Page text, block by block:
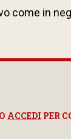
come in
O ACCEDI PER